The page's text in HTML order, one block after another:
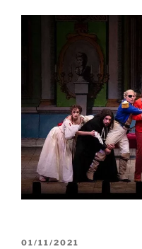
Publikované
01/11/2021